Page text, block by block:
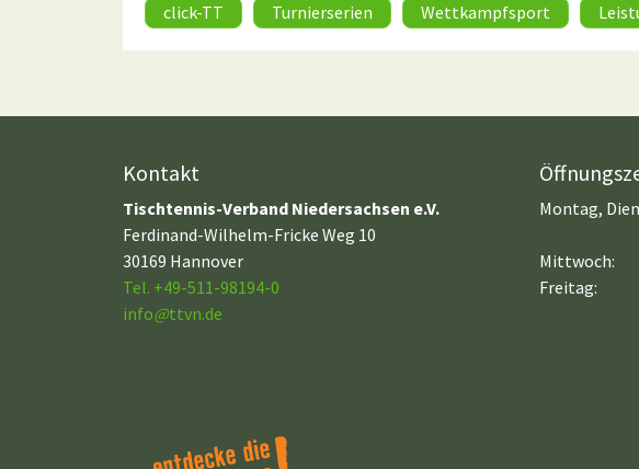
click-TT
Turnierserien Wettkampfsport
Kontakt
Tischtennis-Verband Niedersachsen e.V.
Ferdinand-Wilhelm-Fricke Weg 10
30169 Hannover
Tel. +49-511-98194-0
info@ttvn.de
Montag,
Mittwoch:
Freitag: